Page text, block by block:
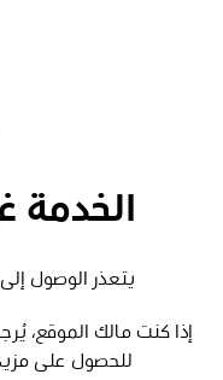
الخدمة
يتعذر الوصول
إذا كنت مالك الموقع،
للحصول على